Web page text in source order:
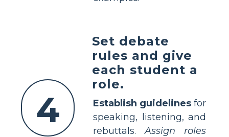
4
Set debate
rules and give
each student a
role.
Establish guidelines for
speaking, listening, and
rebuttals.Assign roles